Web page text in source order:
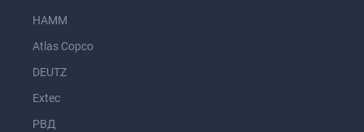
HAMM
Atlas Copco
DEUTZ
Extec
РВД